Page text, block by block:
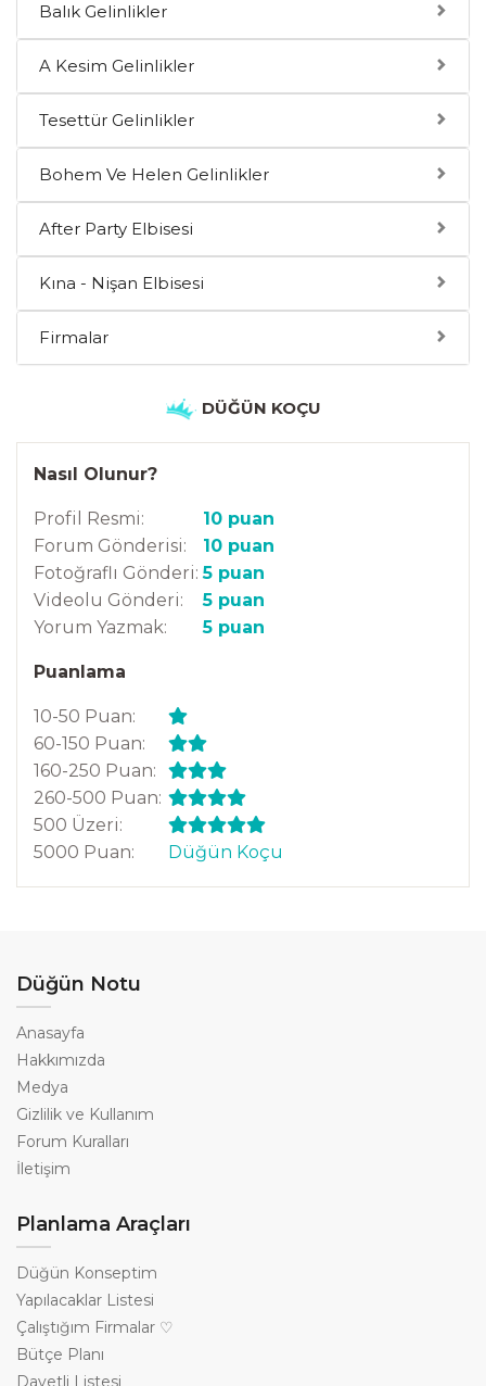
Balık Gelinlikler
A Kesim Gelinlikler
Tesettür Gelinlikler
Bohem Ve Helen Gelinlikler
After Party Elbisesi
Kına - Nişan Elbisesi
Firmalar
DÜĞÜN KOÇU
Nasıl Olunur?
Profil Resmi:
10 puan
Forum Gönderisi:
10 puan
Fotoğraflı Gönderi: 5 puan
Videolu Gönderi:
5 puan
Yorum Yazmak:
5 puan
Puanlama
10-50 Puan:
60-150 Puan:
160-250 Puan:
260-500 Puan:
500 Üzeri:
5000 Puan:
Düğün Koçu
Düğün Notu
Anasayfa
Hakkımızda
Medya
Gizlilik ve Kullanım
Forum Kuralları
İletişim
Planlama Araçları
Düğün Konseptim
Yapılacaklar Listesi
Çalıştığım Firmalar ♡
Bütçe Planı
Davetli Listesi